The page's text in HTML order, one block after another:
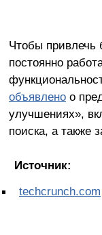
Чтобы привлечь
постоянно
объявленоо
улучшениях»,
поиска, а также
Источник:
techcrunch.com